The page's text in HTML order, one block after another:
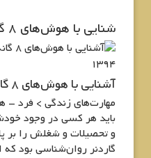
شنایی با هوش‌های 8 گانه انسان
1394
آشنایی با هوش‌های 8 گانه انسان
مهارت‌های زندگی > فرد –
باید هر کسی در وجود
و تحصیلات و شغلش را بر
گاردنر روان‌شناسی بود که